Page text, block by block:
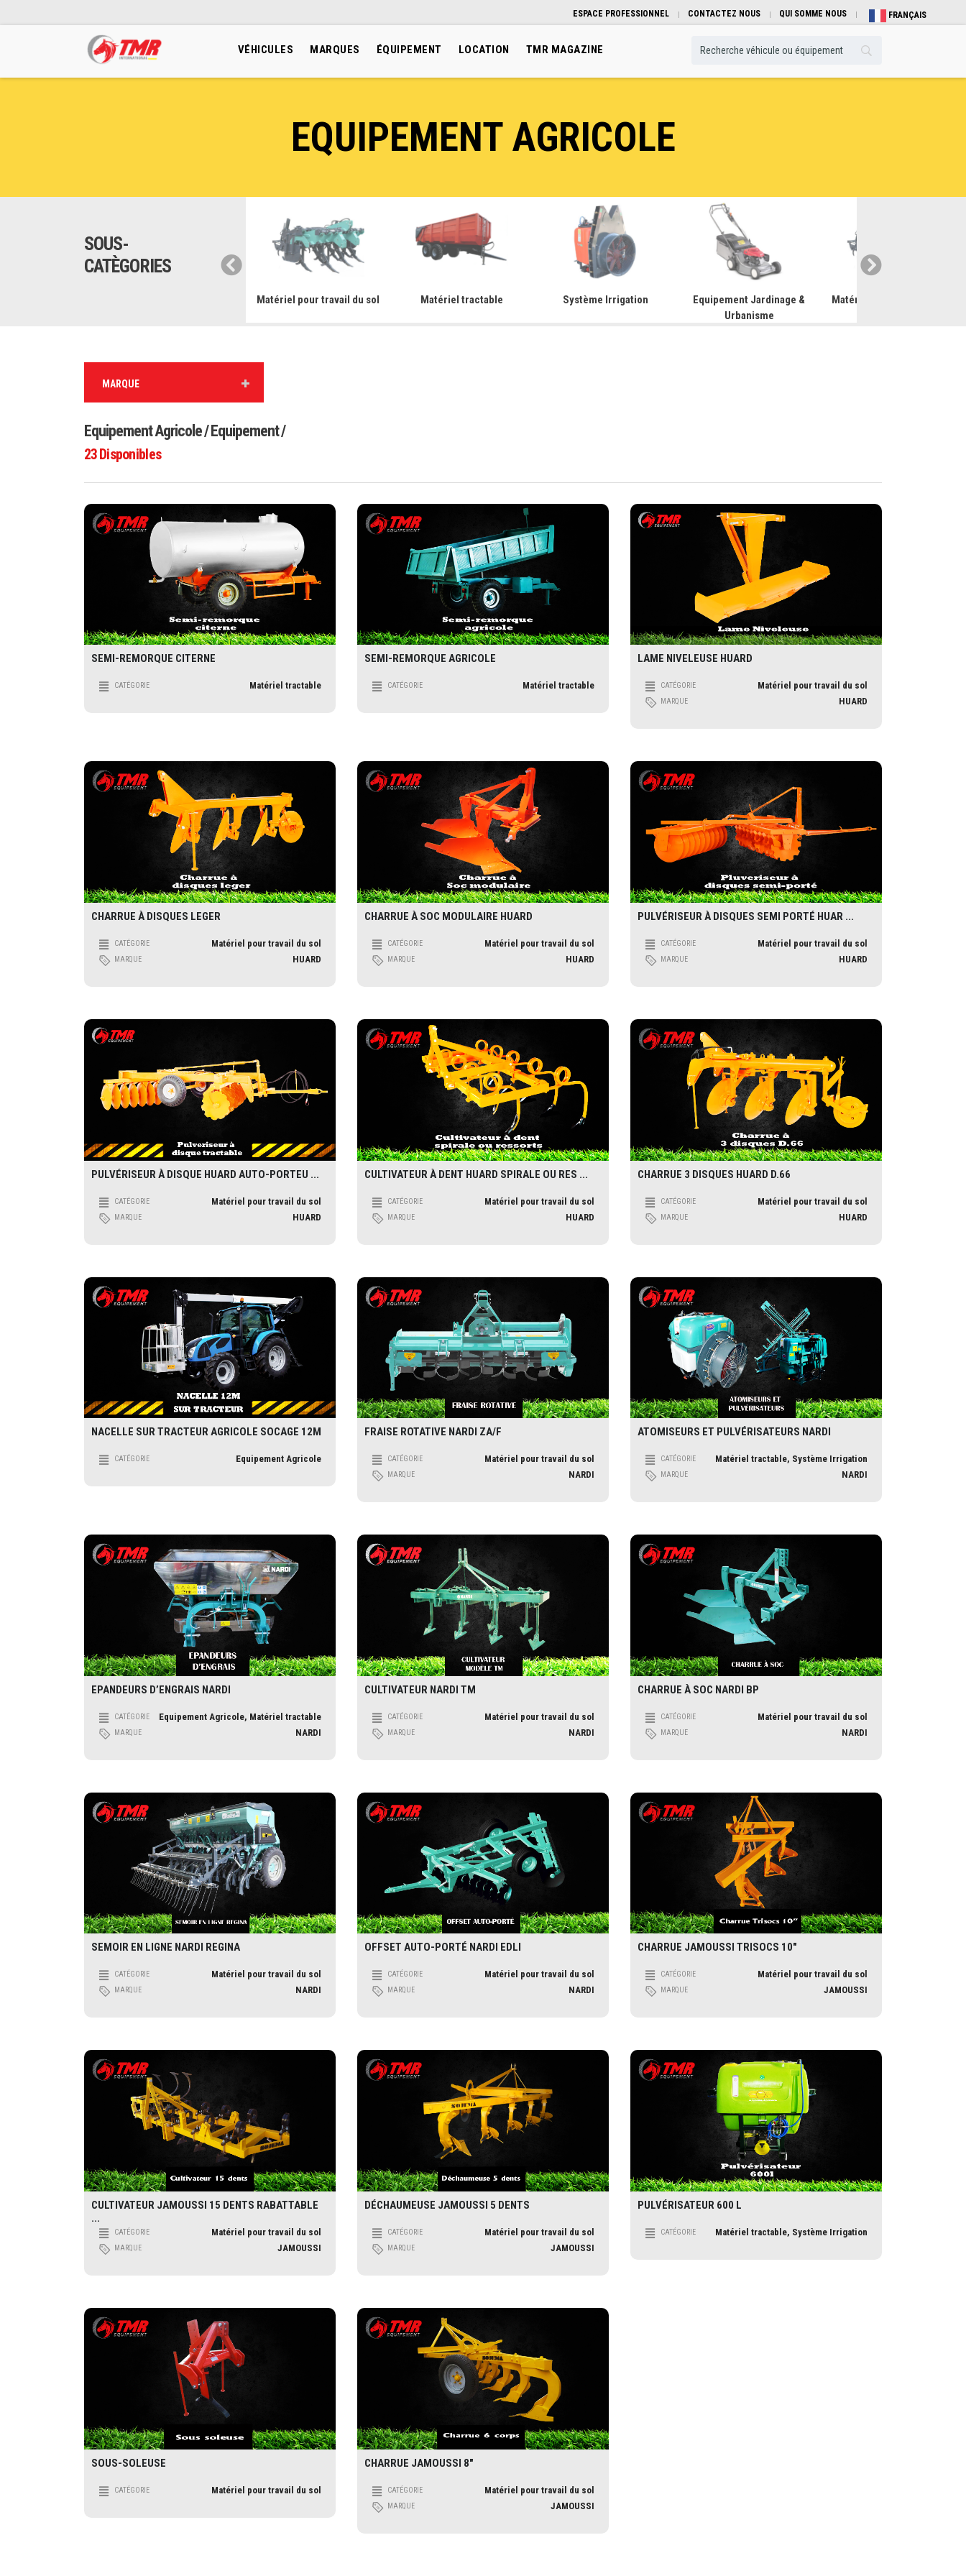
ESPACE PROFESSIONNEL CONTACTEZ NOUS QUI SOMME NOUS FRANÇAIS
VÉHICULES MARQUES ÉQUIPEMENT LOCATION TMR MAGAZINE
EQUIPEMENT AGRICOLE
SOUS-
CATÈGORIES
Matériel pour travail du sol Matériel tractable Système Irrigation
Equipement Jardinage &
Urbanisme
Matériel pour travail du sol
MARQUE
Equipement Agricole / Equipement /
23Disponibles
SEMI-REMORQUE CITERNE
CATÉGORIE Matériel tractable
SEMI-REMORQUE AGRICOLE
CATÉGORIE Matériel tractable
LAME NIVELEUSE HUARD
CATÉGORIE Matériel pour travail du sol
MARQUE HUARD
CHARRUE À DISQUES LEGER
CATÉGORIE Matériel pour travail du sol
MARQUE HUARD
CHARRUE À SOC MODULAIRE HUARD
CATÉGORIE Matériel pour travail du sol
MARQUE HUARD
PULVÉRISEUR À DISQUES SEMI PORTÉ HUAR ...
CATÉGORIE Matériel pour travail du sol
MARQUE HUARD
PULVÉRISEUR À DISQUE HUARD AUTO-PORTEU ...
CATÉGORIE Matériel pour travail du sol
MARQUE HUARD
CULTIVATEUR À DENT HUARD SPIRALE OU RES ...
CATÉGORIE Matériel pour travail du sol
MARQUE HUARD
CHARRUE 3 DISQUES HUARD D.66
CATÉGORIE Matériel pour travail du sol
MARQUE HUARD
NACELLE SUR TRACTEUR AGRICOLE SOCAGE 12M
CATÉGORIE Equipement Agricole
FRAISE ROTATIVE NARDI ZA/F
CATÉGORIE Matériel pour travail du sol
MARQUE NARDI
ATOMISEURS ET PULVÉRISATEURS NARDI
CATÉGORIE Matériel tractable, Système Irrigation
MARQUE NARDI
EPANDEURS D’ENGRAIS NARDI
CATÉGORIE Equipement Agricole, Matériel tractable
MARQUE NARDI
CULTIVATEUR NARDI TM
CATÉGORIE Matériel pour travail du sol
MARQUE NARDI
CHARRUE À SOC NARDI BP
CATÉGORIE Matériel pour travail du sol
MARQUE NARDI
SEMOIR EN LIGNE NARDI REGINA
CATÉGORIE Matériel pour travail du sol
MARQUE NARDI
OFFSET AUTO-PORTÉ NARDI EDLI
CATÉGORIE Matériel pour travail du sol
MARQUE NARDI
CHARRUE JAMOUSSI TRISOCS 10″
CATÉGORIE Matériel pour travail du sol
MARQUE JAMOUSSI
CULTIVATEUR JAMOUSSI 15 DENTS RABATTABLE
...
CATÉGORIE Matériel pour travail du sol
MARQUE JAMOUSSI
DÉCHAUMEUSE JAMOUSSI 5 DENTS
CATÉGORIE Matériel pour travail du sol
MARQUE JAMOUSSI
PULVÉRISATEUR 600 L
CATÉGORIE Matériel tractable, Système Irrigation
SOUS-SOLEUSE
CATÉGORIE Matériel pour travail du sol
CHARRUE JAMOUSSI 8″
CATÉGORIE Matériel pour travail du sol
MARQUE JAMOUSSI